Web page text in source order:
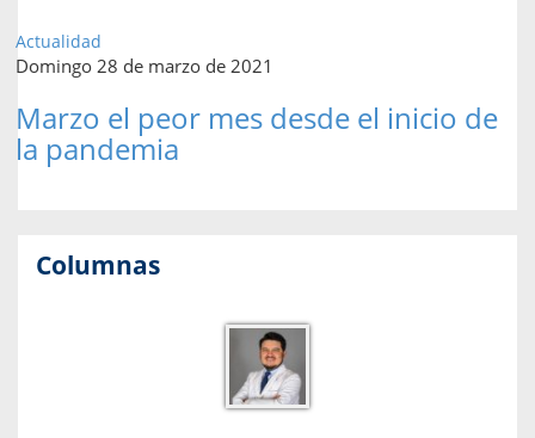
Actualidad
Domingo 28 de marzo de 2021
Marzo el peor mes desde el inicio de
la pandemia
Columnas